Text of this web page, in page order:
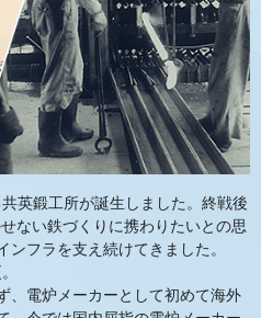
英鍛工所が誕生しました。終戦後
ない鉄づくりに携わりたいとの思
フラを支え続けてきました。
、電炉メーカーとして初めて海外